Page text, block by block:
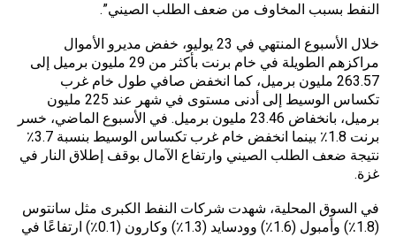
النفط بسبب المخاوف من ضعف الطلب الصيني”.
خلال الأسبوع المنتهي في 23 يوليو، خفض مديرو الأموال
مراكزهم الطويلة في خام برنت بأكثر من 29 مليون برميل إلى
263.57 مليون برميل، كما انخفض صافي طول خام غرب
تكساس الوسيط إلى أدنى مستوى في شهر عند 225 مليون
برميل، بانخفاض 23.46 مليون برميل. في الأسبوع الماضي، خسر
برنت 1.8٪ بينما انخفض خام غرب تكساس الوسيط بنسبة 3.7٪
نتيجة ضعف الطلب الصيني وارتفاع الآمال بوقف إطلاق النار في
غزة.
في السوق المحلية، شهدت شركات النفط الكبرى مثل سانتوس
(1.8٪) وأمبول (1.6٪) وودسايد (1.3٪) وكارون (0.1٪) ارتفاعًا في